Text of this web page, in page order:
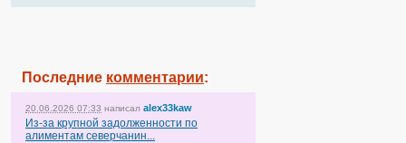
Последние комментарии:
20.06.2026 07:33 написал alex33kaw
Из-за крупной задолженности по
алиментам северчанин...